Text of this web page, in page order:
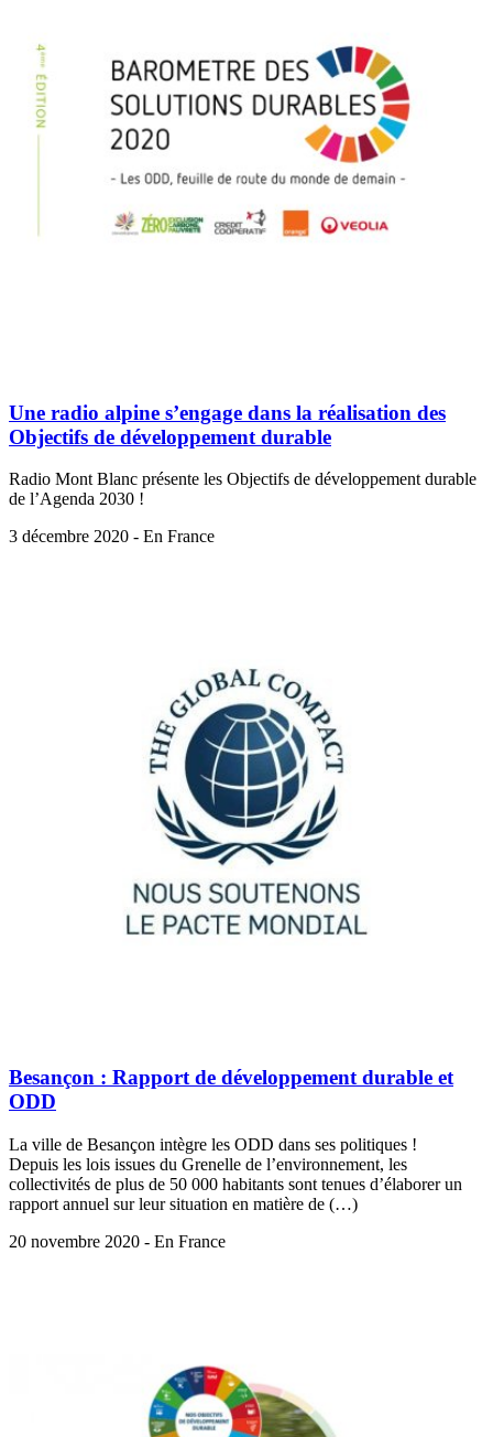
Une radio alpine s’engage dans la réalisation des
Objectifs de développement durable
Radio Mont Blanc présente les Objectifs de développement durable
de l’Agenda 2030 !
3 décembre 2020 - En France
Besançon : Rapport de développement durable et
ODD
La ville de Besançon intègre les ODD dans ses politiques !
Depuis les lois issues du Grenelle de l’environnement, les
collectivités de plus de 50 000 habitants sont tenues d’élaborer un
rapport annuel sur leur situation en matière de (…)
20 novembre 2020 - En France